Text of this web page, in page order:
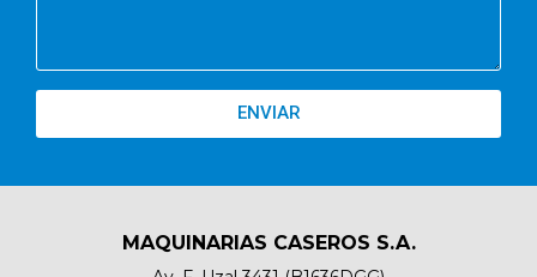
ENVIAR
MAQUINARIAS CASEROS S.A.